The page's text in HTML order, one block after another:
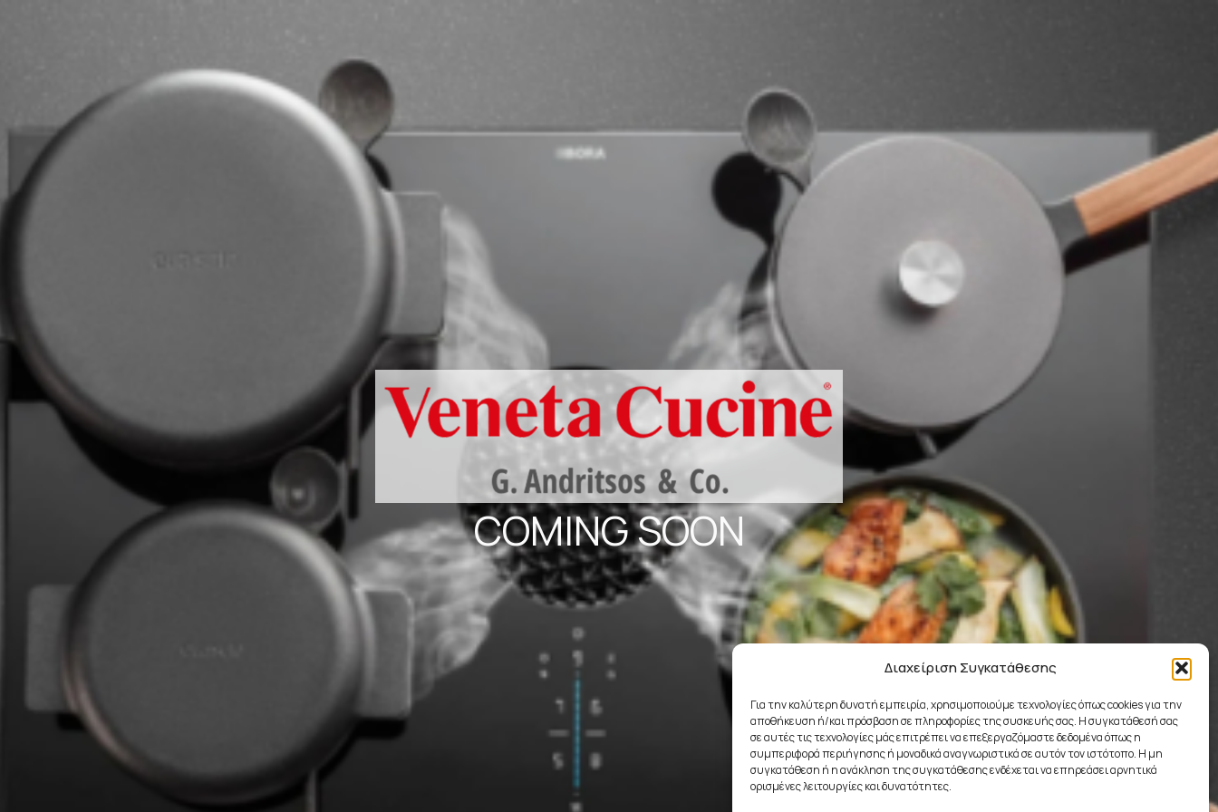
Διαχείριση Συγκατάθεσης
Για την καλύτερη δυνατή εμπειρία, χρησιμοποιούμε τεχνολογίες όπως cookies για την
αποθήκευση ή/και πρόσβαση σε πληροφορίες της συσκευής σας. Η συγκατάθεσή σας
σε αυτές τις τεχνολογίες μάς επιτρέπει να επεξεργαζόμαστε δεδομένα όπως η
συμπεριφορά περιήγησης ή μοναδικά αναγνωριστικά σε αυτόν τον ιστότοπο. Η μη
συγκατάθεση ή η ανάκληση της συγκατάθεσης ενδέχεται να επηρεάσει αρνητικά
ορισμένες λειτουργίες και δυνατότητες.
COMING SOON